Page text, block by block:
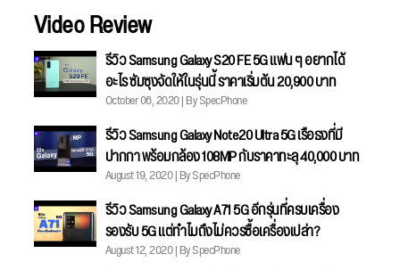
Video Review
รีวิว Samsung Galaxy S20 FE 5G แฟน ๆ อยากได้
อะไร ซัมซุงจัดให้ในรุ่นนี้ ราคาเริ่มต้น 20,900 บาท
October 06, 2020 | By SpecPhone
รีวิว Samsung Galaxy Note20 Ultra 5G เรือธงที่มี
ปากกา พร้อมกล้อง 108MP กับราคาทะลุ 40,000 บาท
August 19, 2020 | By SpecPhone
รีวิว Samsung Galaxy A71 5G อีกรุ่นที่ครบเครื่อง
รองรับ 5G แต่ทำไมถึงไม่ควรซื้อเครื่องเปล่า?
August 12, 2020 | By SpecPhone